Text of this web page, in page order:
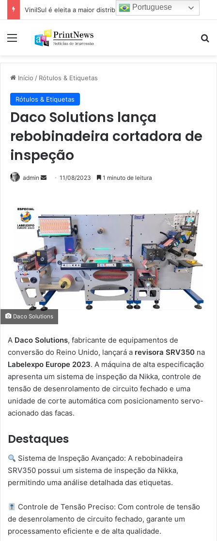
Menu
Início / Rótulos & Etiquetas
Rótulos & Etiquetas
Daco Solutions lança
rebobinadeira cortadora de
inspeção
admin
Mande11/08/2023 1 minuto de leitura
Daco Solutions
A Daco Solutions, fabricante de equipamentos de
conversão do Reino Unido, lançará a revisora SRV350 na
Labelexpo Europe 2023. A máquina de alta especificação
apresenta um sistema de inspeção da Nikka, controle de
tensão de desenrolamento de circuito fechado e uma
unidade de corte automática com posicionamento servo-
acionado das facas.
Destaques
Sistema de Inspeção Avançado: A rebobinadeira
SRV350 possui um sistema de inspeção da Nikka,
permitindo uma análise detalhada das etiquetas.
Controle de Tensão Preciso: Com controle de tensão
de desenrolamento de circuito fechado, garante um
processamento eficiente e de alta qualidade.
Portuguese